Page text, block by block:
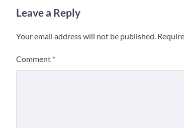
Leave a Reply
Your email address will not be published.
Comment *